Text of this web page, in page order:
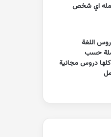
اي شخص
اللغة
حسب
دروس مجانية